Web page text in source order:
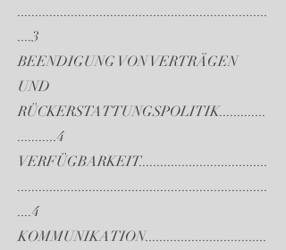
......................................................................
....3
BEENDIGUNG VON VERTRÄGEN
UND
RÜCKERSTATTUNGSPOLITIK.............
...........4
VERFÜGBARKEIT....................................
......................................................................
....4
KOMMUNIKATION..................................